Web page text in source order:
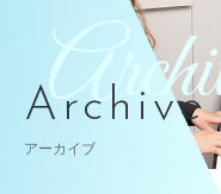
Archive
アーカイブ